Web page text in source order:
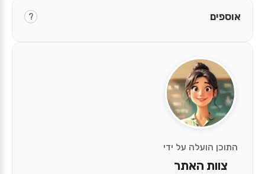
התוכן הועלה על ידי
צוות האתר
אוספים ?